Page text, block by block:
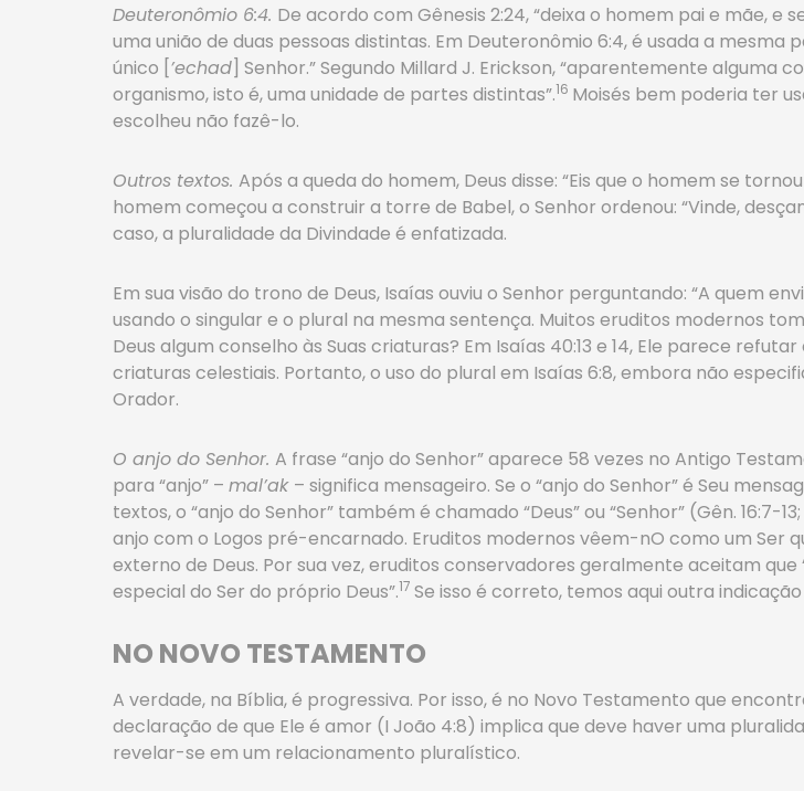
Deuteronômio 6:4. De acordo com Gênesis 2:24, “deixa o homem pai e mãe, e
uma união de duas pessoas distintas. Em Deuteronômio 6:4, é usada a mesma
único [ ’echad ] Senhor.” Segundo Millard J. Erickson, “aparentemente alguma
organismo, isto é, uma unidade de partes distintas”.16 Moisés bem poderia ter
escolheu não fazê-lo.
Outros textos. Após a queda do homem, Deus disse: “Eis que o homem se
homem começou a construir a torre de Babel, o Senhor ordenou: “Vinde,
caso, a pluralidade da Divindade é enfatizada.
Em sua visão do trono de Deus, Isaías ouviu o Senhor perguntando: “A quem
usando o singular e o plural na mesma sentença. Muitos eruditos modernos
Deus algum conselho às Suas criaturas? Em Isaías 40:13 e 14, Ele parece
criaturas celestiais. Portanto, o uso do plural em Isaías 6:8, embora não
Orador.
O anjo do Senhor. A frase “anjo do Senhor” aparece 58 vezes no Antigo
para “anjo” – mal’ak – significa mensageiro. Se o “anjo do Senhor” é Seu
textos, o “anjo do Senhor” também é chamado “Deus” ou “Senhor” (Gên. 16:7-
anjo com o Logos pré-encarnado. Eruditos modernos vêem-nO como um Ser
externo de Deus. Por sua vez, eruditos conservadores geralmente aceitam
especial do Ser do próprio Deus”.17 Se isso é correto, temos aqui outra
NO NOVO TESTAMENTO
A verdade, na Bíblia, é progressiva. Por isso, é no Novo Testamento que
declaração de que Ele é amor (I João 4:8) implica que deve haver uma
revelar-se em um relacionamento pluralístico.